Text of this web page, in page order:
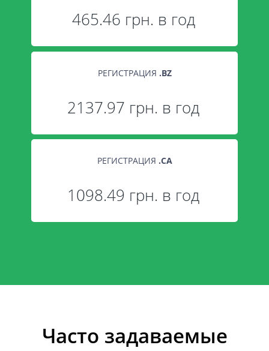
465.46 грн. в год
РЕГИСТРАЦИЯ .BZ
2137.97 грн. в год
РЕГИСТРАЦИЯ .CA
1098.49 грн. в год
Часто задаваемые